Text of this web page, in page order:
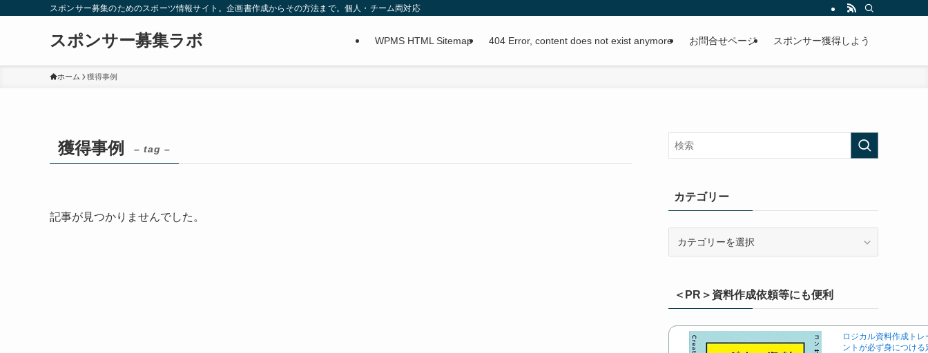
スポンサー募集のためのスポーツ情報サイト。企画書作成からその方法まで。個人・チーム両対応
スポンサー募集ラボ WPMS HTML Sitemap 404 Error, content does not exist anymore お問合せページ スポンサー獲得しよう
ホーム 獲得事例
獲得事例 – tag –
記事が見つかりませんでした。
カテゴリー
ー＜PR＞資料作成依頼等にも便利
ロジカル資料作成ト
ントが必ず身につけ